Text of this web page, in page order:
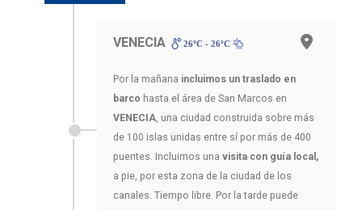
VENECIA 26ºC - 26ºC
Por la mañana incluimos un traslado en
barco hasta el área de San Marcos en
VENECIA, una ciudad construida sobre más
de 100 islas unidas entre sí por más de 400
puentes. Incluimos una visita con guía local,
a pie, por esta zona de la ciudad de los
canales. Tiempo libre. Por la tarde puede